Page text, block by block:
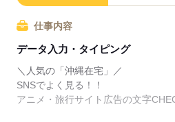
仕事内容
データ入力・タイピング
＼人気の「沖縄在宅」／
SNSでよく見る！！
アニメ・旅行サイト広告の文字